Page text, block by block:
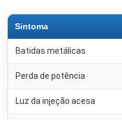
Sintoma
Batidas metálicas
Perda de potência
Luz da injeção acesa